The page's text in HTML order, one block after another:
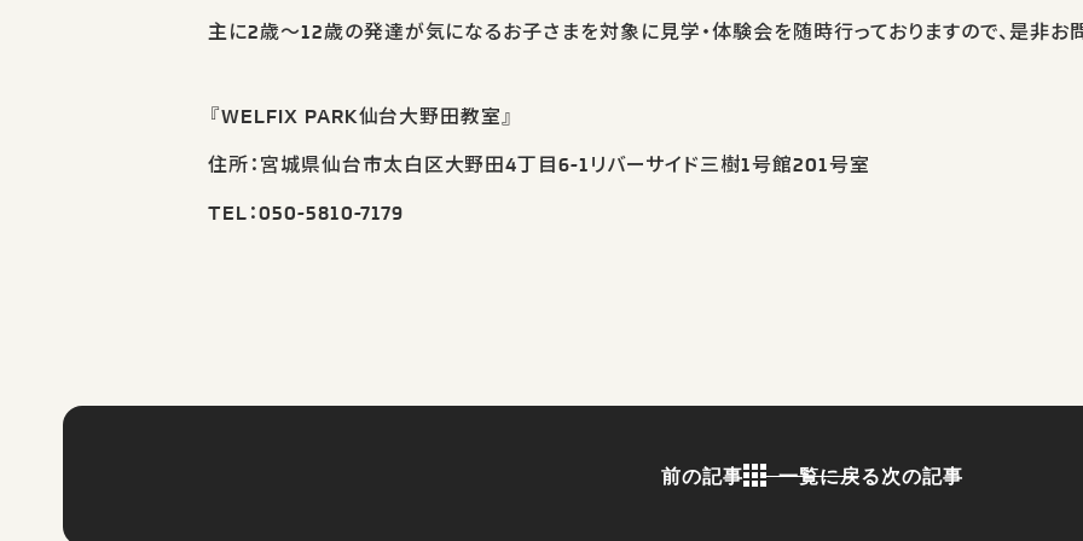
主に2歳～12歳の発達が気になるお子さまを対象に見学・体験会を随時行っておりますので、是非お
『WELFIX PARK仙台大野田教室』
住所：宮城県仙台市太白区大野田4丁目6-1リバーサイド三樹1号館201号室
TEL：050-5810-7179
前の記事 一覧に戻る次の記事